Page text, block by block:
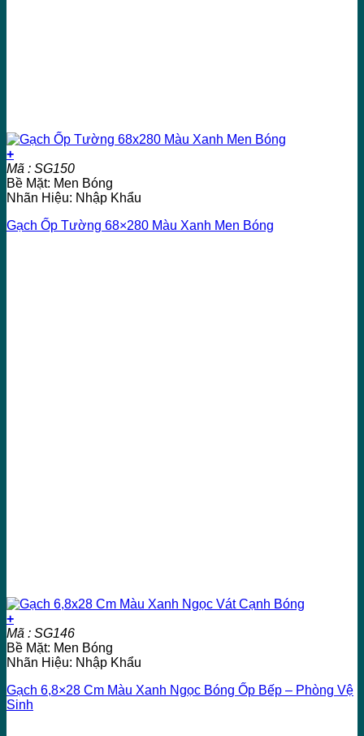
+
Mã : SG150
Bề Mặt: Men Bóng
Nhãn Hiệu: Nhập Khẩu
Gạch Ốp Tường 68×280 Màu Xanh Men Bóng
+
Mã : SG146
Bề Mặt: Men Bóng
Nhãn Hiệu: Nhập Khẩu
Gạch 6,8×28 Cm Màu Xanh Ngọc Bóng Ốp Bếp – Phòng Vệ
Sinh